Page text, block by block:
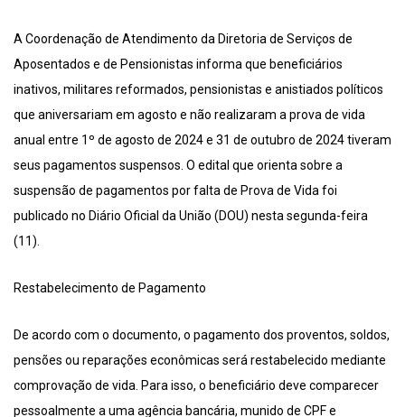
A Coordenação de Atendimento da Diretoria de Serviços de
Aposentados e de Pensionistas informa que beneficiários
inativos, militares reformados, pensionistas e anistiados políticos
que aniversariam em agosto e não realizaram a prova de vida
anual entre 1º de agosto de 2024 e 31 de outubro de 2024 tiveram
seus pagamentos suspensos. O edital que orienta sobre a
suspensão de pagamentos por falta de Prova de Vida foi
publicado no Diário Oficial da União (DOU) nesta segunda-feira
(11).
Restabelecimento de Pagamento
De acordo com o documento, o pagamento dos proventos, soldos,
pensões ou reparações econômicas será restabelecido mediante
comprovação de vida. Para isso, o beneficiário deve comparecer
pessoalmente a uma agência bancária, munido de CPF e